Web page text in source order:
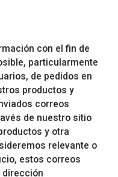
con el fin de
particularmente
de pedidos en
productos y
correos
de nuestro sitio
y otra
relevante o
estos correos
dirección